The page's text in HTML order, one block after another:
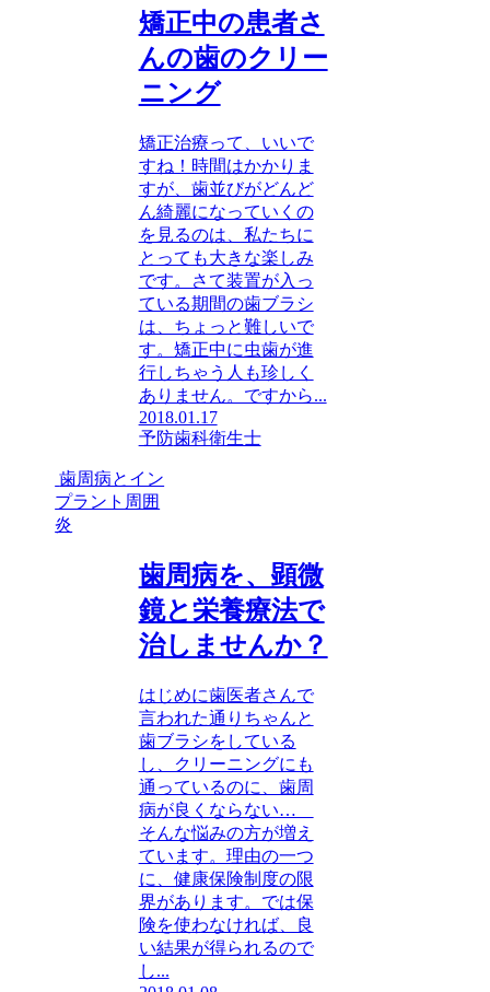
矯正中の患者さ
んの歯のクリー
ニング
矯正治療って、いいで
すね！時間はかかりま
すが、歯並びがどんど
ん綺麗になっていくの
を見るのは、私たちに
とっても大きな楽しみ
です。さて装置が入っ
ている期間の歯ブラシ
は、ちょっと難しいで
す。矯正中に虫歯が進
行しちゃう人も珍しく
ありません。ですから...
2018.01.17
予防歯科衛生士
歯周病とイン
プラント周囲
炎
歯周病を、顕微
鏡と栄養療法で
治しませんか？
はじめに歯医者さんで
言われた通りちゃんと
歯ブラシをしている
し、クリーニングにも
通っているのに、歯周
病が良くならない…
そんな悩みの方が増え
ています。理由の一つ
に、健康保険制度の限
界があります。では保
険を使わなければ、良
い結果が得られるので
し...